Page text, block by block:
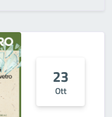
23
Ott